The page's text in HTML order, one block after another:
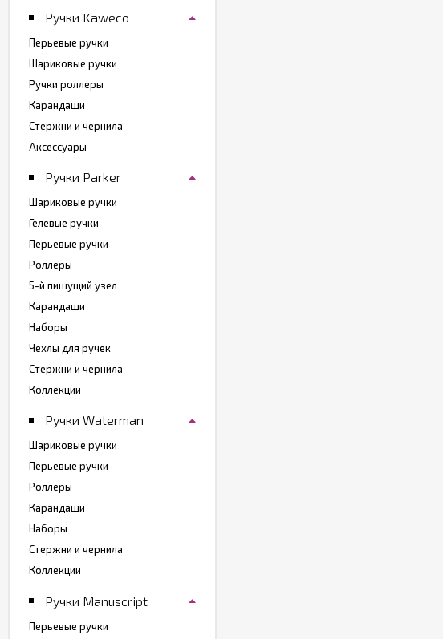
Ручки Kaweco
Перьевые ручки
Шариковые ручки
Ручки роллеры
Карандаши
Стержни и чернила
Аксессуары
Ручки Parker
Шариковые ручки
Гелевые ручки
Перьевые ручки
Роллеры
5-й пишущий узел
Карандаши
Наборы
Чехлы для ручек
Стержни и чернила
Коллекции
Ручки Waterman
Шариковые ручки
Перьевые ручки
Роллеры
Карандаши
Наборы
Стержни и чернила
Коллекции
Ручки Manuscript
Перьевые ручки